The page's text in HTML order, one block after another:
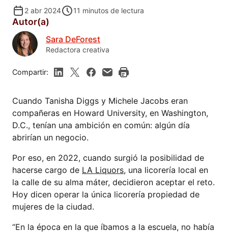
Cuando Tanisha Diggs y Michele Jacobs eran
compañeras en Howard University, en Washington,
D.C., tenían una ambición en común: algún día
abrirían un negocio.
Por eso, en 2022, cuando surgió la posibilidad de
hacerse cargo de LA Liquors, una licorería local en
la calle de su alma máter, decidieron aceptar el reto.
Hoy dicen operar la única licorería propiedad de
mujeres de la ciudad.
“En la época en la que íbamos a la escuela, no había
2 abr 2024 11 minutos de lectura
Autor(a)
Sara DeForest
Redactora creativa
Compartir: